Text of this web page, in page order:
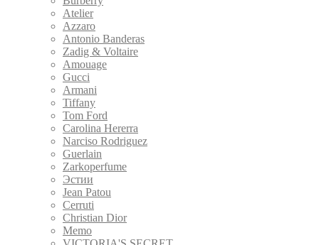
Atelier
Azzaro
Antonio Banderas
Zadig & Voltaire
Amouage
Gucci
Armani
Tiffany
Tom Ford
Carolina Hererra
Narciso Rodriguez
Guerlain
Zarkoperfume
Эстии
Jean Patou
Cerruti
Christian Dior
Memo